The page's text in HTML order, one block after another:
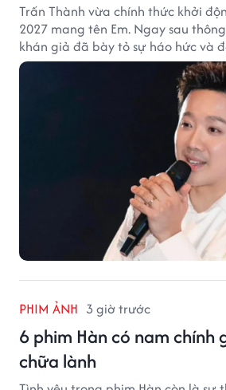
Trấn Thành vừa chính thức khởi
2027 mang tên Em. Ngay sau
khán giả đã bày tỏ sự háo hức và
vào bộ phim mới của Trấn Thành.
PHIM ẢNH 3 giờ trước
6 phim Hàn có nam chính
chữa lành